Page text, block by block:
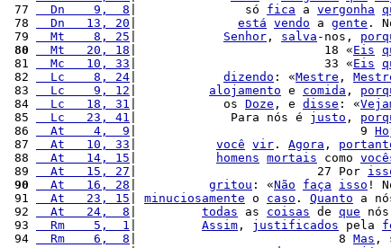
77
  Dn    9,  8
|               só fica a vergonha
78
  Dn   13, 20
está vendo a gente .
79
  Mt    8, 25
Senhor , salva -nos,
80
  Mt   20, 18
|                          18 «Eis
81
  Mc   10, 33
|                          33 «Eis
82
  Lc    8, 24
dizendo : «Mestre ,
83
  Lc    9, 12
alojamento e comida ,
84
  Lc   18, 31
|            os Doze , e disse : «
85
  Lc   23, 41
|             Para nós é justo ,
86
  At    4,  9
|                               9
87
  At   10, 33
você vir . Agora ,
88
  At   14, 15
homens mortais como
89
  At   15, 27
|                         27 Por
90
  At   16, 28
gritou : «Não faça isso !
91
  At   23, 15
minuciosamente o caso . Quanto a
92
  At   24,  8
todas as coisas de que
93
  Rm    5,  1
Assim , justificados pela
94
  Rm    6,  8
|                            8 Mas ,